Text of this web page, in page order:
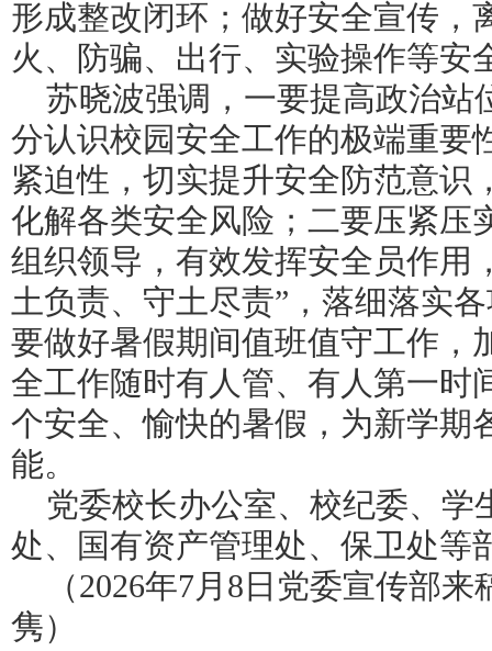
形成整改闭环；做好安全宣传，
火、防骗、出行、实验操作等安
苏晓波强调，一要提高政治站
分认识校园安全工作的极端重要
紧迫性，切实提升安全防范意识
化解各类安全风险；二要压紧压
组织领导，有效发挥安全员作用
土负责、守土尽责”，落细落实
要做好暑假期间值班值守工作，
全工作随时有人管、有人第一时
个安全、愉快的暑假，为新学期
能。
党委校长办公室、校纪委、学
处、国有资产管理处、保卫处等
（2026年7月8日党委宣传部
隽）